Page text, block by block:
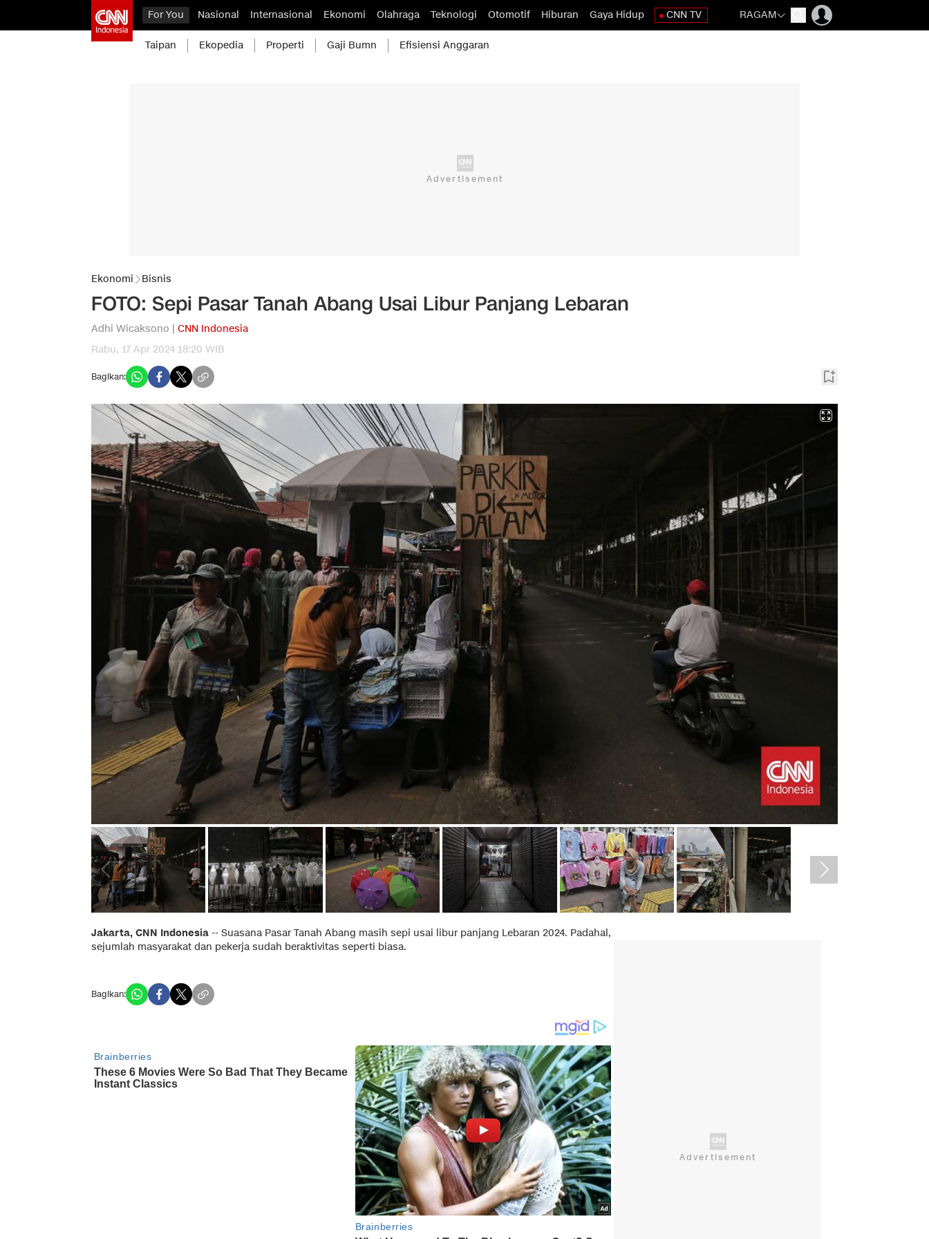
For You Nasional Internasional Ekonomi Olahraga Teknologi Otomotif Hiburan Gaya Hidup CNN TV RAGAM
Taipan Ekopedia Properti Gaji Bumn Efisiensi Anggaran
Ekonomi Bisnis
FOTO: Sepi Pasar Tanah Abang Usai Libur Panjang Lebaran
Adhi Wicaksono | CNN Indonesia
Rabu, 17 Apr 2024 18:20 WIB
Bagikan:
Jakarta, CNN Indonesia -- Suasana Pasar Tanah Abang masih sepi usai libur panjang Lebaran 2024. Padahal,
sejumlah masyarakat dan pekerja sudah beraktivitas seperti biasa.
Bagikan: